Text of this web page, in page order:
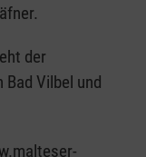
der
Bad Vilbel und